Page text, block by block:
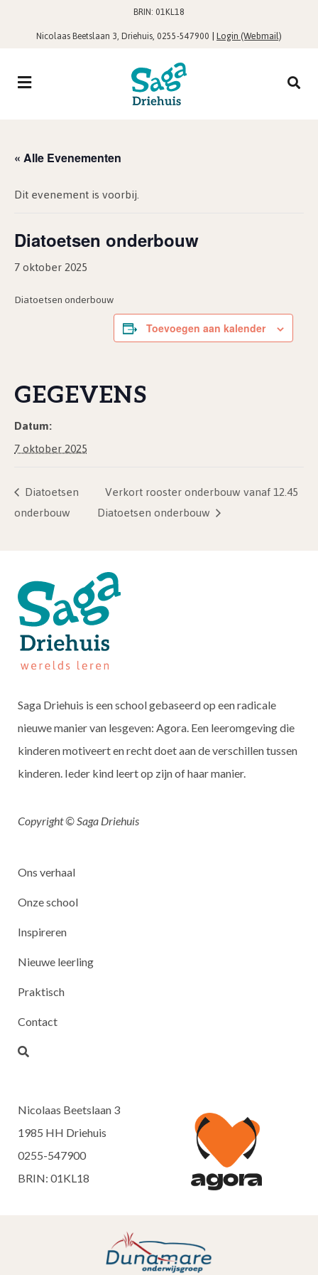
BRIN: 01KL18
Nicolaas Beetslaan 3, Driehuis, 0255-547900 |Login (Webmail)
« Alle Evenementen
Dit evenement is voorbij.
Diatoetsen onderbouw
7 oktober 2025
Diatoetsen onderbouw
Toevoegen aan kalender
GEGEVENS
Datum:
7 oktober 2025
Diatoetsen
onderbouw
Verkort rooster onderbouw vanaf 12.45
Diatoetsen onderbouw
Saga Driehuis is een school gebaseerd op een radicale
nieuwe manier van lesgeven: Agora. Een leeromgeving die
kinderen motiveert en recht doet aan de verschillen tussen
kinderen. Ieder kind leert op zijn of haar manier.
Copyright © Saga Driehuis
Ons verhaal
Onze school
Inspireren
Nieuwe leerling
Praktisch
Contact
Nicolaas Beetslaan 3
1985 HH Driehuis
0255-547900
BRIN: 01KL18